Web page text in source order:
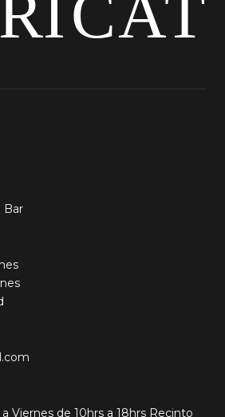
Bar
Viernes de 10hrs a 18hrs Recinto